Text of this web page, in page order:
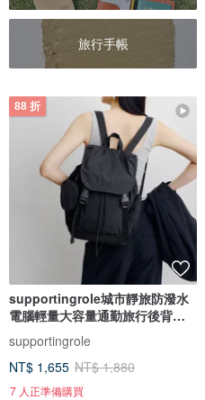
旅行手帳
88 折
supportingrole城市靜旅防潑水
電腦輕量大容量通勤旅行後背包
supportingrole
NT$ 1,655 NT$ 1,880
7 人正準備購買